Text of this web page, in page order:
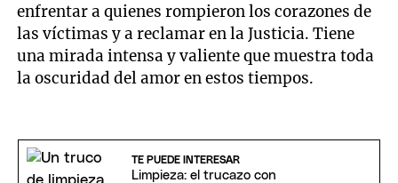
enfrentar a quienes rompieron los corazones de
las víctimas y a reclamar en la Justicia. Tiene
una mirada intensa y valiente que muestra toda
la oscuridad del amor en estos tiempos.
TE PUEDE INTERESAR
Limpieza: el trucazo con